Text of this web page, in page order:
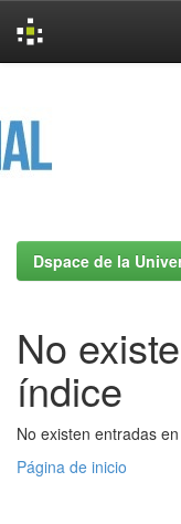
Dspace de la
No
índice
No existen entradas
Página de inicio